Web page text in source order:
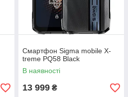
Смартфон Sigma mobile X-
treme PQ58 Black
В наявності
13 999 ₴